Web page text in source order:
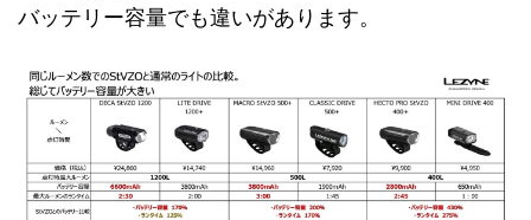
バッテリー容量でも違いがあります。